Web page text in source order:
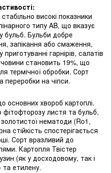
високі показники
типу AB, що вказує
бульб. Бульби добре
запікання або смаження,
гарнірів, салатів
становить 19%, що
термічної обробки. Сорт
на чіпси.
основних хвороб картоплі.
листя та бульб,
нематоди (Ro1,
стійкість спостерігається
Сорт вразливий до
Картопля Твістер
(як у досходовому, так і
та етилену.